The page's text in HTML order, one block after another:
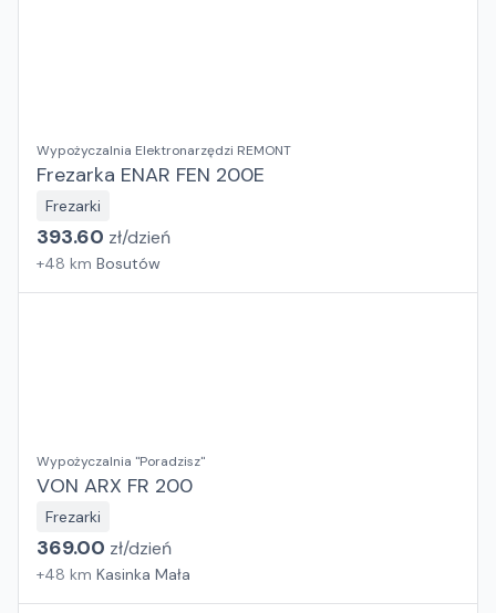
Wypożyczalnia Elektronarzędzi REMONT
Frezarka ENAR FEN 200E
Frezarki
393.60 zł/dzień
+48 km Bosutów
Wypożyczalnia "Poradzisz"
VON ARX FR 200
Frezarki
369.00 zł/dzień
+48 km Kasinka Mała